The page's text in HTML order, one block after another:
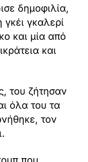
δημοφιλία,
γκαλερί
και μία από
και
του ζήτησαν
όλα του τα
τον